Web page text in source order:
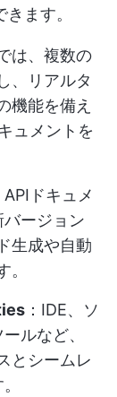
ます。
は、複数の
、リアルタ
機能を備え
ュメントを
APIドキュメ
ージョン
生成や自動
：IDE、ソ
ルなど、
とシームレ